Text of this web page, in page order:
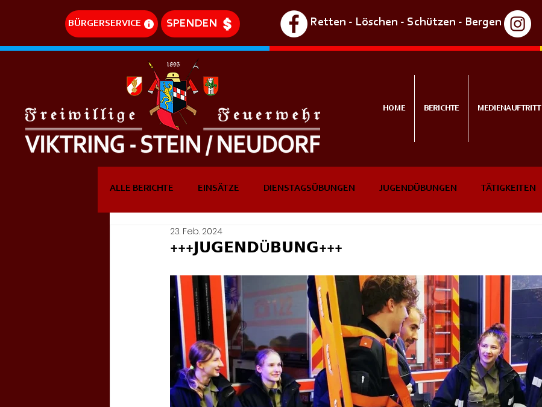
BÜRGERSERVICE SPENDEN Retten - Löschen - Schützen - Bergen
ALLE BERICHTE EINSÄTZE DIENSTAGSÜBUNGEN JUGENDÜBUNGEN TÄTIGKEITEN
DREHLEITEREINSÄTZE
+++𝗝𝗨𝗚𝗘𝗡𝗗Ü𝗕𝗨𝗡𝗚+++
23. Feb. 2024
HOME BERICHTE MEDIENAUFTRITT